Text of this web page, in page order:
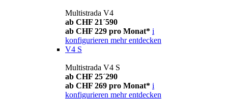
Multistrada V4
ab CHF 21´590
ab CHF 229 pro Monat* i
konfigurieren mehr entdecken
V4 S
Multistrada V4 S
ab CHF 25´290
ab CHF 269 pro Monat* i
konfigurieren mehr entdecken